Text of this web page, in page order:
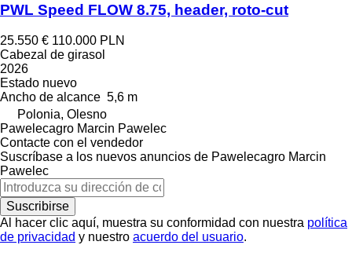
PWL Speed FLOW 8.75, header, roto-cut
25.550 € 110.000 PLN
Cabezal de girasol
2026
Estado nuevo
Ancho de alcance 5,6 m
Polonia, Olesno
Pawelecagro Marcin Pawelec
Contacte con el vendedor
Suscríbase a los nuevos anuncios de Pawelecagro Marcin
Pawelec
Suscribirse
Al hacer clic aquí, muestra su conformidad con nuestra política
de privacidad y nuestro acuerdo del usuario.